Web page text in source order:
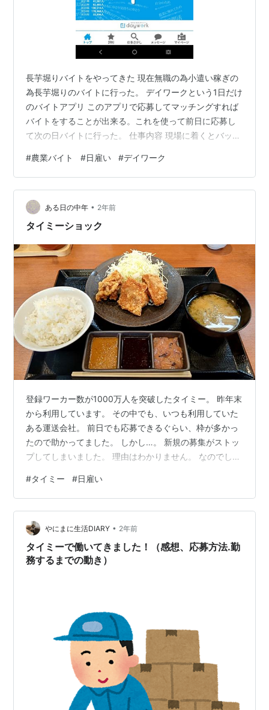
長芋堀りバイトをやってきた 現在無職の為小遣い稼ぎの
為長芋堀りのバイトに行った。 デイワークという1日だけ
のバイトアプリ このアプリで応募してマッチングすれば
バイトをすることが出来る。これを使って前日に応募し
て次の日バイトに行った。 仕事内容 現場に着くとバック
た。 その中に入って長芋を抜いて、土を落として、先端
を折る（先端は冬の凍結で腐りかかっている為折らない
とどんどん腐る）そして穴の上に並べるといった作業を
行った。 辛さポイント キツさ星3 そこそこ疲れる 私は普
段運動をしない為疲れたが一般の人はそこまで辛くない
#農業バイト #日雇い #デイワーク
ある日の中年 • 2年前
タイミーショック
登録ワーカー数が1000万人を突破したタイミー。 昨年末
から利用しています。 その中でも、いつも利用していた
ある運送会社。 前日でも応募できるぐらい、枠が多かっ
たので助かってました。 しかし…。 新規の募集がストッ
プしてしまいました。 理由はわかりません。 なのでしば
求人は、誰でもできるわけではない。 応募先の企業の経
験者（販売ならレジ業務など）や、資格保有者でないと
応募できないのがあります。 私が応募しているのは、誰
でもできるもの。 それらは倍率が高く、すぐに応募が終
わってしまう。 さてランチはこちら。 からやま定食、か
らあげ三個 税込みで…
#タイミー #日雇い
やにまに生活DIARY • 2年前
タイミーで働いてきました！（感想、応募方法.勤
務するまでの動き）